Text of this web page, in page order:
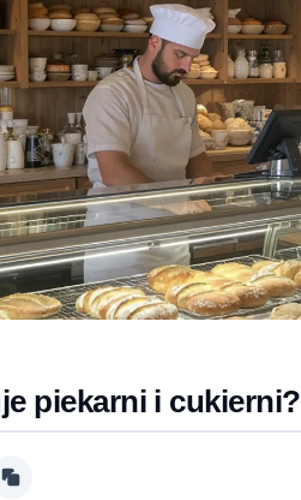
piekarni i cukierni?